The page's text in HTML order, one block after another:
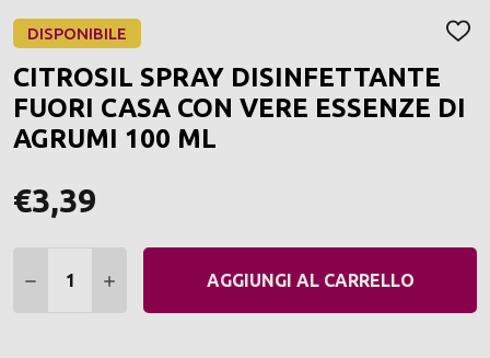
DISPONIBILE
CITROSIL SPRAY DISINFETTANTE
FUORI CASA CON VERE ESSENZE DI
AGRUMI 100 ML
€3,39
DIMINUIRE QUANTITÀ:
AUMENTARE QUANTITÀ:
AGGIUNGI AL CARRELLO